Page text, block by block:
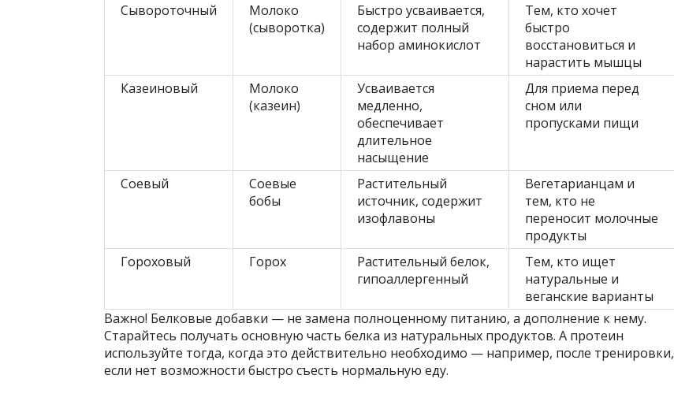
Сывороточный
Молоко
(сыворотка)
Быстро усваивается,
содержит полный
набор аминокислот
Тем, кто хочет
быстро
восстановиться и
нарастить мышцы
Казеиновый
Молоко
(казеин)
Усваивается
медленно,
обеспечивает
длительное
насыщение
Для приема перед
сном или
пропусками пищи
Соевый
Соевые
бобы
Растительный
источник, содержит
изофлавоны
Вегетарианцам и
тем, кто не
переносит молочные
продукты
Гороховый
Горох
Растительный белок,
гипоаллергенный
Тем, кто ищет
натуральные и
веганские варианты
Важно! Белковые добавки — не замена полноценному питанию, а дополнение к нему.
Старайтесь получать основную часть белка из натуральных продуктов. А протеин
используйте тогда, когда это действительно необходимо — например, после тренировки,
если нет возможности быстро съесть нормальную еду.